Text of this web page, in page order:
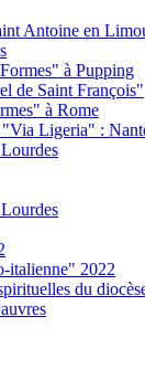
Antoine en
à Pupping
de Saint François"
à Rome
Ligeria" :
italienne" 2022
du